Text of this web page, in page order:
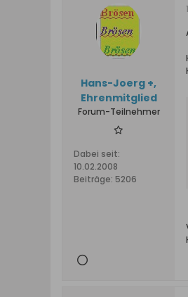
Hans-Joerg +,
Ehrenmitglied
Forum-Teilnehmer
Dabei seit:
10.02.2008
Beiträge: 5206